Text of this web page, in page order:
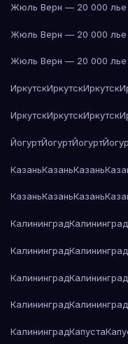
Жюль Верн — 20 000 лье
Жюль Верн — 20 000 лье
Жюль Верн — 20 000 лье
ИркутскИркутскИркутск
ИркутскИркутскИркутск
ЙогуртЙогуртЙогурт
КазаньКазаньКазань
КазаньКазаньКазань
КалининградКалининград
КалининградКалининград
КалининградКалининград
КалининградКалининград
КалининградКапуста